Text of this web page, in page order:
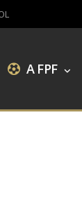
A FPF